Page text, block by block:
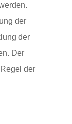
der
der
Der
der